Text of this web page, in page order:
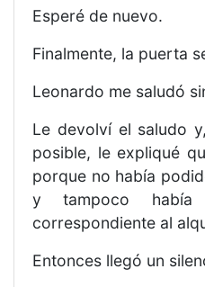
Esperé de nuevo.
Finalmente, la puerta
Leonardo me saludó
Le devolví el saludo
posible, le expliqué
porque no había
y tampoco
correspondiente al
Entonces llegó un